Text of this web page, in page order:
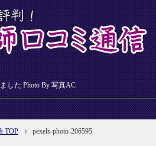
した Photo By 写真AC
TOP pexels-photo-206595